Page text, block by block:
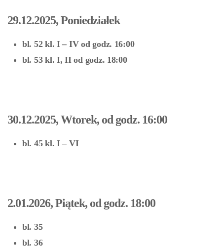
29.12.2025, Poniedziałek
bl. 52 kl. I – IV od godz. 16:00
bl. 53 kl. I, II od godz. 18:00
30.12.2025, Wtorek, od godz. 16:00
bl. 45 kl. I – VI
2.01.2026, Piątek, od godz. 18:00
bl. 35
bl. 36